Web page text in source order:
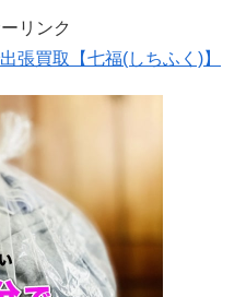
リンク
張買取【七福(しちふく)】